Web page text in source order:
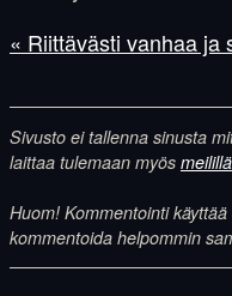
« Riittävästi vanhaa ja
Sivusto ei tallenna sinusta
laittaa tulemaan myös meilillä
Huom! Kommentointi
kommentoida helpommin